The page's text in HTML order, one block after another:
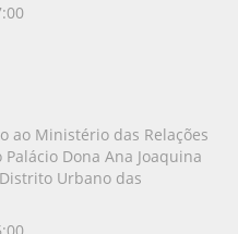
ao Ministério das Relações
Dona Ana Joaquina
Urbano das